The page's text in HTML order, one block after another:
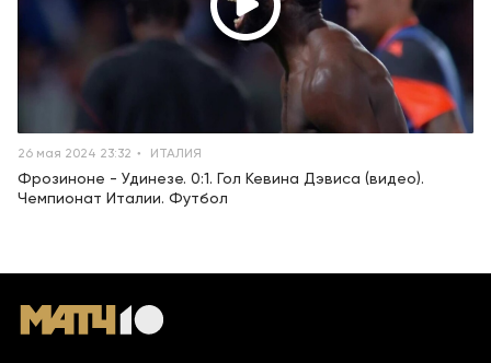
26 мая 2024 23:32 ИТАЛИЯ
Фрозиноне - Удинезе. 0:1. Гол Кевина Дэвиса (видео).
Чемпионат Италии. Футбол